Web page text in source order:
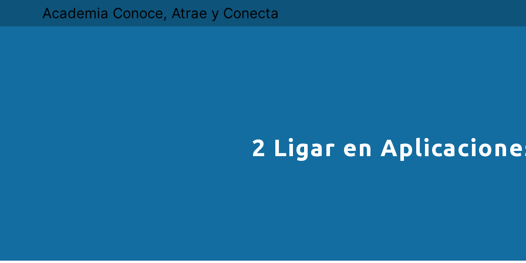
Academia Conoce, Atrae y Conecta
2 Ligar en